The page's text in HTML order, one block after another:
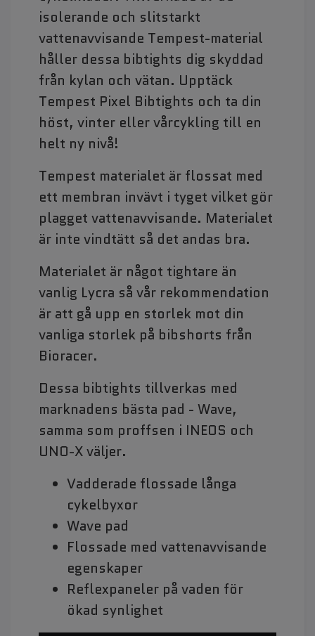
isolerande och slitstarkt
vattenavvisande Tempest-material
håller dessa bibtights dig skyddad
från kylan och vätan. Upptäck
Tempest Pixel Bibtights och ta din
höst, vinter eller vårcykling till en
helt ny nivå!
Tempest materialet är flossat med
ett membran invävt i tyget vilket gör
plagget vattenavvisande. Materialet
är inte vindtätt så det andas bra.
Materialet är något tightare än
vanlig Lycra så vår rekommendation
är att gå upp en storlek mot din
vanliga storlek på bibshorts från
Bioracer.
Dessa bibtights tillverkas med
marknadens bästa pad - Wave,
samma som proffsen i INEOS och
UNO-X väljer.
Vadderade flossade långa
cykelbyxor
Wave pad
Flossade med vattenavvisande
egenskaper
Reflexpaneler på vaden för
ökad synlighet